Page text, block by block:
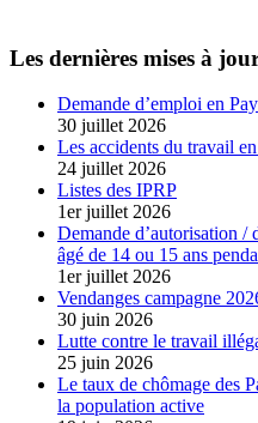
Les dernières mises à
Demande d’emploi en
30 juillet 2026
Les accidents du travail
24 juillet 2026
Listes des IPRP
1er juillet 2026
Demande d’autorisation /
âgé de 14 ou 15 ans
1er juillet 2026
Vendanges campagne
30 juin 2026
Lutte contre le travail
25 juin 2026
Le taux de chômage des
la population active